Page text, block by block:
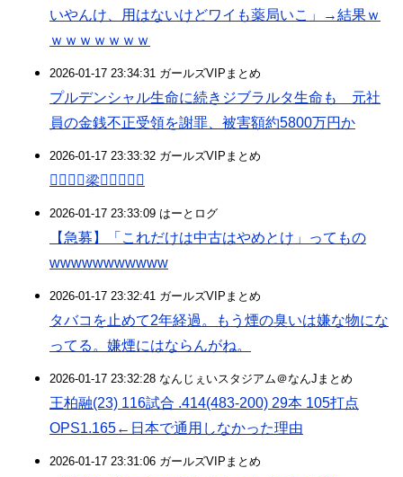
いやんけ、用はないけどワイも薬局いこ」→結果ｗ
ｗｗｗｗｗｗｗ
2026-01-17 23:34:31 ガールズVIPまとめ
プルデンシャル生命に続きジブラルタ生命も 元社
員の金銭不正受領を謝罪、被害額約5800万円か
2026-01-17 23:33:32 ガールズVIPまとめ
梁
2026-01-17 23:33:09 はーとログ
【急募】「これだけは中古はやめとけ」ってもの
wwwwwwwwwww
2026-01-17 23:32:41 ガールズVIPまとめ
タバコを止めて2年経過。もう煙の臭いは嫌な物にな
ってる。嫌煙にはならんがね。
2026-01-17 23:32:28 なんじぇいスタジアム＠なんJまとめ
王柏融(23) 116試合 .414(483-200) 29本 105打点
OPS1.165←日本で通用しなかった理由
2026-01-17 23:31:06 ガールズVIPまとめ